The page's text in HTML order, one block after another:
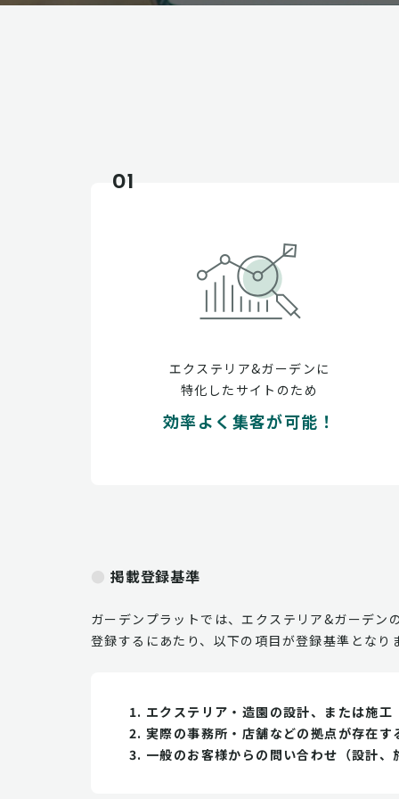
01
エクステリア&ガーデンに
特化したサイトのため
効率よく集客が可能！
掲載登録基準
ガーデンプラットでは、エクステリア&ガーデン
登録するにあたり、以下の項目が登録基準となり
エクステリア・造園の設計、または施
実際の事務所・店舗などの拠点が存在す
一般のお客様からの問い合わせ（設計